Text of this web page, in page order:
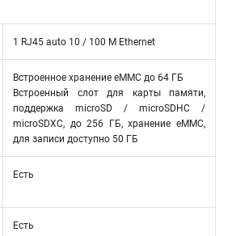
1 RJ45 auto 10 / 100 М Ethernet
Встроенное хранение eMMC до 64 ГБ
Встроенный слот для карты памяти,
поддержка microSD / microSDHC /
microSDXC, до 256 ГБ, хранение eMMC,
для записи доступно 50 ГБ
Есть
Есть